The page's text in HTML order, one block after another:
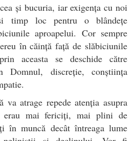
și bucuria, iar exigența cu noi
timp loc pentru o blândețe
aproapelui. Cor sempre
în căință față de slăbiciunile
aceasta se deschide către
Domnul, discreție, conștiința
va atrage repede atenția asupra
erau mai fericiți, mai plini de
în muncă decât întreaga lume